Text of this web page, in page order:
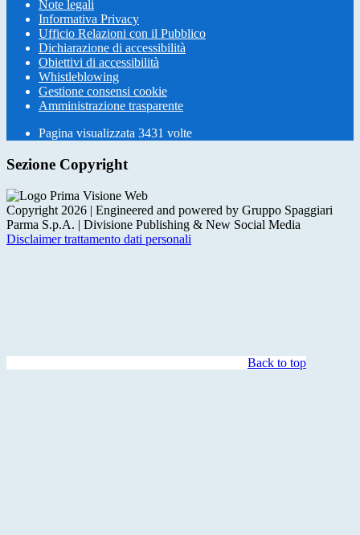
Note legali
Informativa Privacy
Ufficio Relazioni con il Pubblico
Dichiarazione di accessibilità
Obiettivi di accessibilità
Whistleblowing
Gestione consensi cookie
Amministrazione trasparente
Pagina visualizzata 3431 volte
Sezione Copyright
Copyright 2026 | Engineered and powered by Gruppo Spaggiari
Parma S.p.A. | Divisione Publishing & New Social Media
Disclaimer trattamento dati personali
Back to top